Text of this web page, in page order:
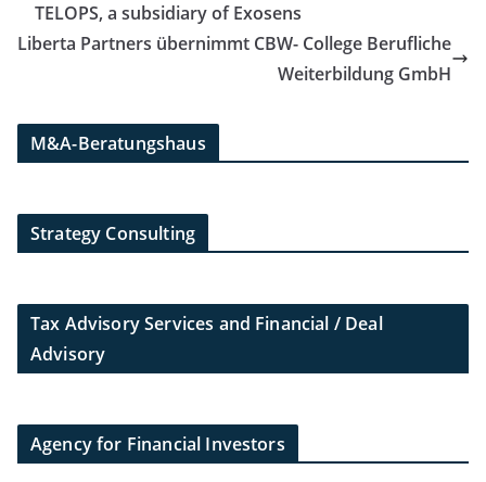
TELOPS, a subsidiary of Exosens
Liberta Partners übernimmt CBW- College Berufliche
Weiterbildung GmbH
M&A-Beratungshaus
Strategy Consulting
Tax Advisory Services and Financial / Deal
Advisory
Agency for Financial Investors